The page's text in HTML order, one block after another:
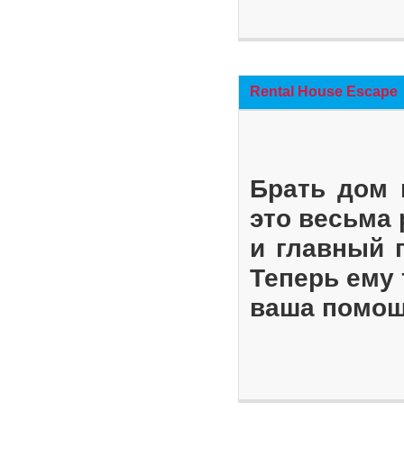
Rental House Escape
Брать дом
это весьма
и главный
Теперь ему
ваша